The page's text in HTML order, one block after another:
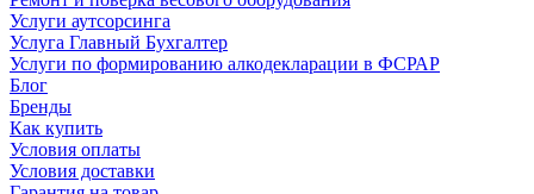
Услуги аутсорсинга
Услуга Главный Бухгалтер
Услуги по формированию алкодекларации в ФСРАР
Блог
Бренды
Как купить
Условия оплаты
Условия доставки